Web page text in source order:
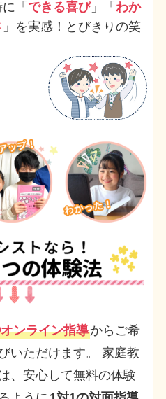
「 できる喜び」「 わか
」を実感！とびきりの笑
ンライン指導からご希
いただけます。 家庭教
、安心して無料の体験